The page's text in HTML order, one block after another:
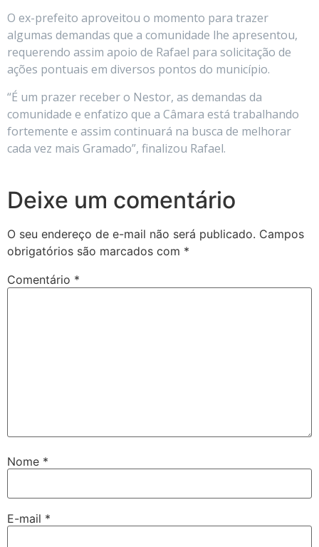
O ex-prefeito aproveitou o momento para trazer
algumas demandas que a comunidade lhe apresentou,
requerendo assim apoio de Rafael para solicitação de
ações pontuais em diversos pontos do município.
“É um prazer receber o Nestor, as demandas da
comunidade e enfatizo que a Câmara está trabalhando
fortemente e assim continuará na busca de melhorar
cada vez mais Gramado”, finalizou Rafael.
Deixe um comentário
O seu endereço de e-mail não será publicado. Campos
obrigatórios são marcados com *
Comentário *
Nome *
E-mail *